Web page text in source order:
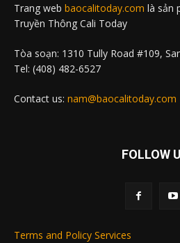
Trang web baocalitoday.com là sản
Truyền Thông Cali Today
Tòa soạn: 1310 Tully Road #109,
Tel: (408) 482-6527
Contact us: nam@baocalitoday.com
FOLLOW
Terms and Policy Services